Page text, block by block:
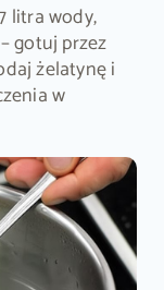
litra wody,
gotuj przez
żelatynę i
w